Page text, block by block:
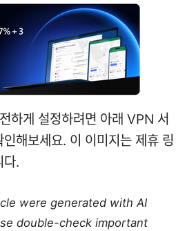
하게 설정하려면 아래 VPN 서
해보세요. 이 이미지는 제휴 링
다.
were generated with AI
double-check important